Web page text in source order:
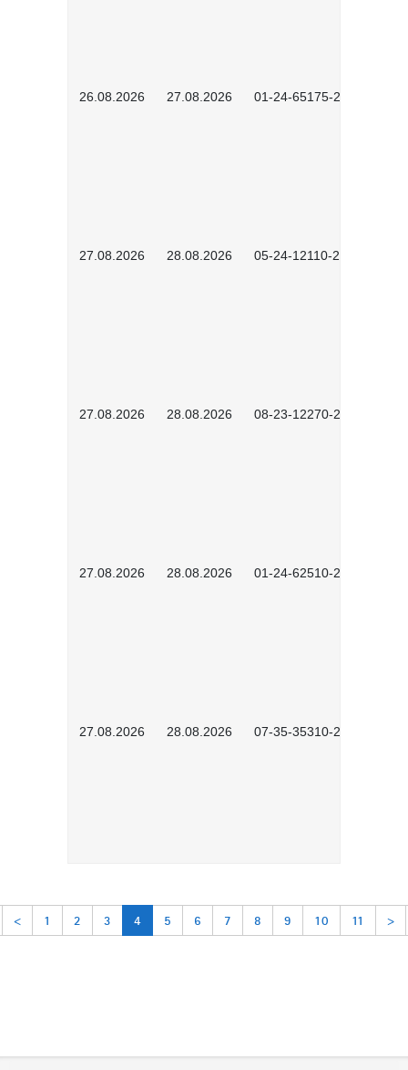
26.08.2026 27.08.2026 01-24-65175-2601
27.08.2026 28.08.2026 05-24-12110-2601
27.08.2026 28.08.2026 08-23-12270-2601
27.08.2026 28.08.2026 01-24-62510-2502
27.08.2026 28.08.2026 07-35-35310-2601
< 1 2 3 4 5 6 7 8 9 10 11 >